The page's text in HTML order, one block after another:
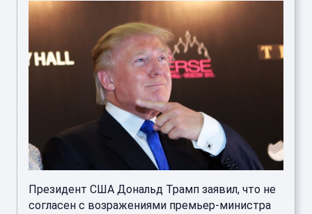
Президент США Дональд Трамп заявил, что не
согласен с возражениями премьер-министра